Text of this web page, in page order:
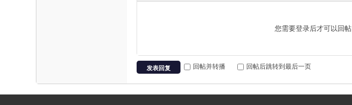
您需要登录后才可以回帖
发表回复 回帖并转播 回帖后跳转到最后一页